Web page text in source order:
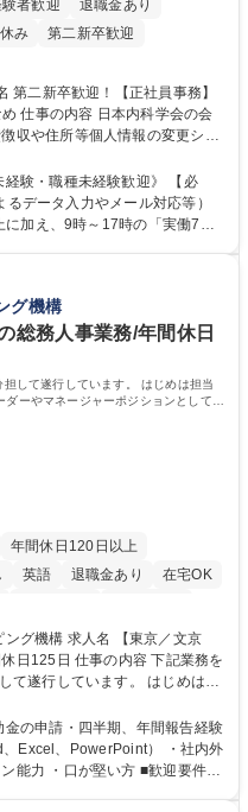
者歓迎
退職金あり
み 第二新卒歓迎
の会
収や住所等個人情報の変更シス
。将来的には、各種委員会の運
会員管理・データ
人情報のシステム登録・更新
認 【問い合わせ対応】 ・会員
験・職種未経験歓迎》 【必
データ入力やメール対応等）
グ機構
総務人事業務/年間休日
して遂行しています。 はじめは担当
ーやマネージャーポジションとして活
年間休日120日以上
英語 退職金あり
在宅OK
東京／文京
容 下記業務を
て遂行しています。 はじめは担
くはリーダーやマネージャーポ
総務・人事グルー
動 ・教育研修の企画、実行 ・勤
運営（評議員会、理事会） ・
の申請・四半期、年間報告経験
、Excel、PowerPoint） ・社内外
口が堅い方 ■歓迎要件